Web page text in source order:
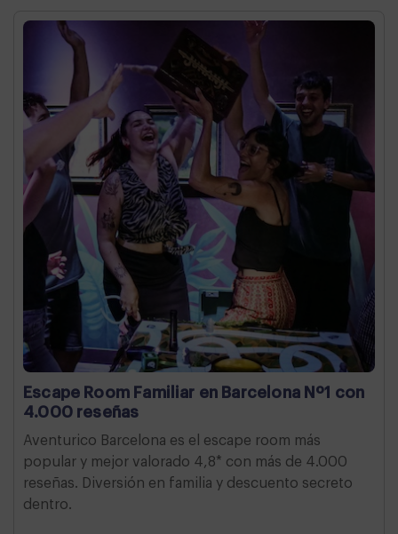
Escape Room Familiar en Barcelona Nº1 con
4.000 reseñas
Aventurico Barcelona es el escape room más
popular y mejor valorado 4,8* con más de 4.000
reseñas. Diversión en familia y descuento secreto
dentro.